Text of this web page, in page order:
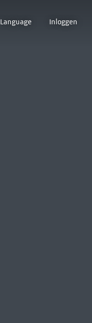
Language Inloggen